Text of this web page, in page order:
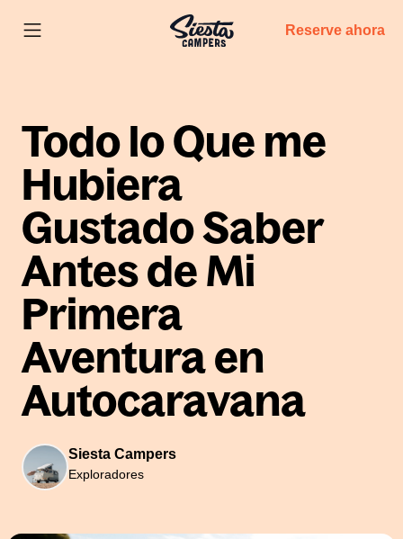
Reserve ahora
Todo lo Que me
Hubiera
Gustado Saber
Antes de Mi
Primera
Aventura en
Autocaravana
Siesta Campers
Exploradores